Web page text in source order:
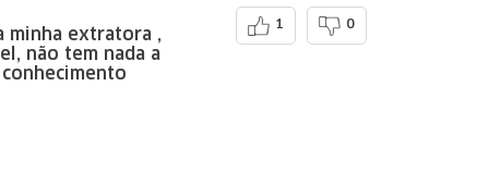
minha extratora ,
não tem nada a
1 0